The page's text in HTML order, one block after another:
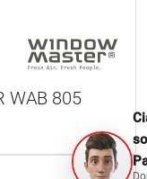
WAB 805